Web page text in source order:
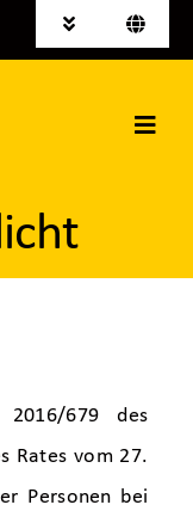
Toggle
Navigation
VERKAUF
Toggle
English
2016/679 des
Rates vom 27.
Personen bei